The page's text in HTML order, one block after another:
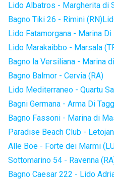
Lido Albatros - Margherita di
Bagno Tiki 26 - Rimini (RN)
Lido Fatamorgana - Marina Di
Lido Marakaibbo - Marsala
Bagno la Versiliana - Marina
Bagno Balmor - Cervia (RA)
Lido Mediterraneo - Quartu
Bagni Germana - Arma Di
Bagno Fassoni - Marina di
Paradise Beach Club -
Alle Boe - Forte dei Marmi
Sottomarino 54 - Ravenna
Bagno Caesar 222 - Lido